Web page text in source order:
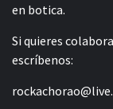
en botica.
Si quieres
escríbenos: